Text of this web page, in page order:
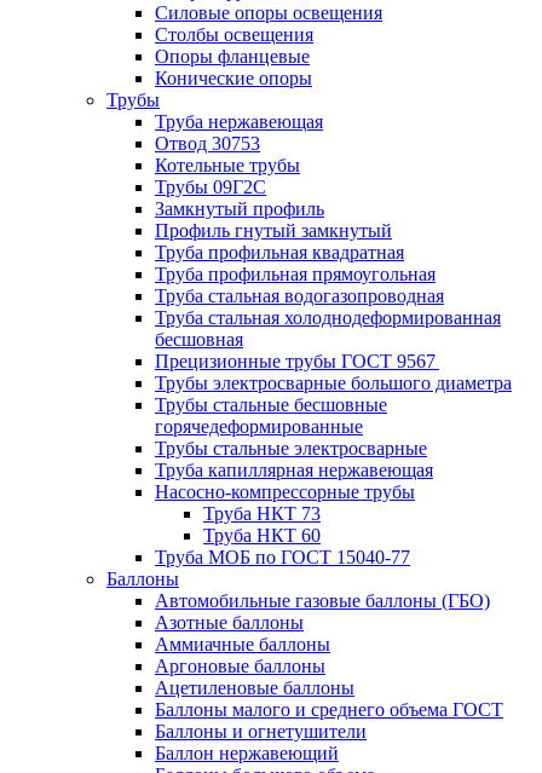
Силовые опоры освещения
Столбы освещения
Опоры фланцевые
Конические опоры
Трубы
Труба нержавеющая
Отвод 30753
Котельные трубы
Трубы 09Г2С
Замкнутый профиль
Профиль гнутый замкнутый
Труба профильная квадратная
Труба профильная прямоугольная
Труба стальная водогазопроводная
Труба стальная холоднодеформированная
бесшовная
Прецизионные трубы ГОСТ 9567
Трубы электросварные большого диаметра
Трубы стальные бесшовные
горячедеформированные
Трубы стальные электросварные
Труба капиллярная нержавеющая
Насосно-компрессорные трубы
Труба НКТ 73
Труба НКТ 60
Труба МОБ по ГОСТ 15040-77
Баллоны
Автомобильные газовые баллоны (ГБО)
Азотные баллоны
Аммиачные баллоны
Аргоновые баллоны
Ацетиленовые баллоны
Баллоны малого и среднего объема ГОСТ
Баллоны и огнетушители
Баллон нержавеющий